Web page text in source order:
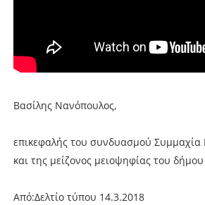
Βασίλης Νανόπουλος,
επικεφαλής του συνδυασμού Συμμαχία
και της μείζονος μειοψηφίας του
Από:Δελτίο τύπου 14.3.2018